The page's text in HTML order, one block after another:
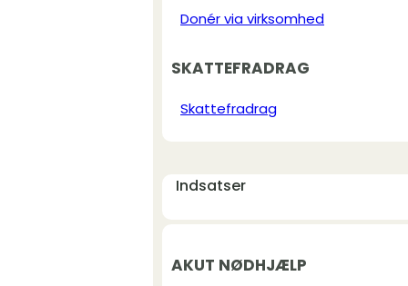
Donér via virksomhed
SKATTEFRADRAG
Skattefradrag
Indsatser
AKUT NØDHJÆLP